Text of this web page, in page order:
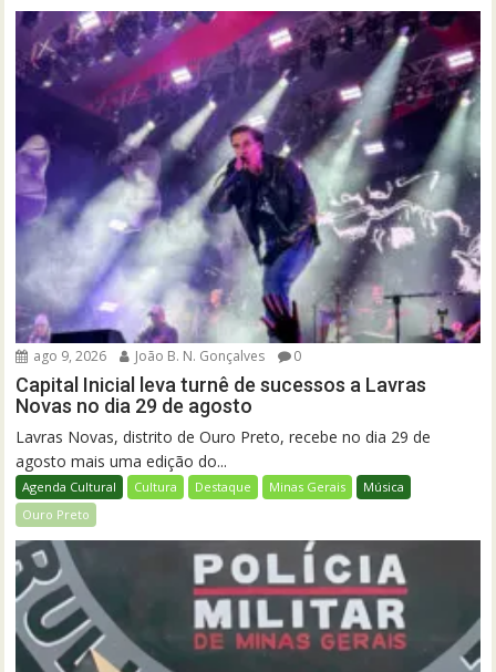
ago 9, 2026 João B. N. Gonçalves 0
Capital Inicial leva turnê de sucessos a Lavras
Novas no dia 29 de agosto
Lavras Novas, distrito de Ouro Preto, recebe no dia 29 de
agosto mais uma edição do...
Agenda Cultural Cultura Destaque Minas Gerais
Música
Ouro Preto